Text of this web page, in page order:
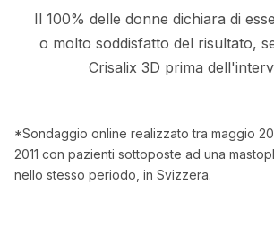
Il 100% delle donne dichiara di
o molto soddisfatto del risultato,
Crisalix 3D prima
*Sondaggio online realizzato tra maggio
2011 con pazienti sottoposte ad una
nello stesso periodo, in Svizzera.